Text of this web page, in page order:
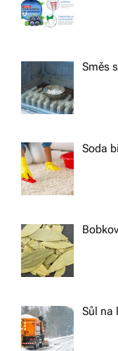
Směs
Soda
Sůl na